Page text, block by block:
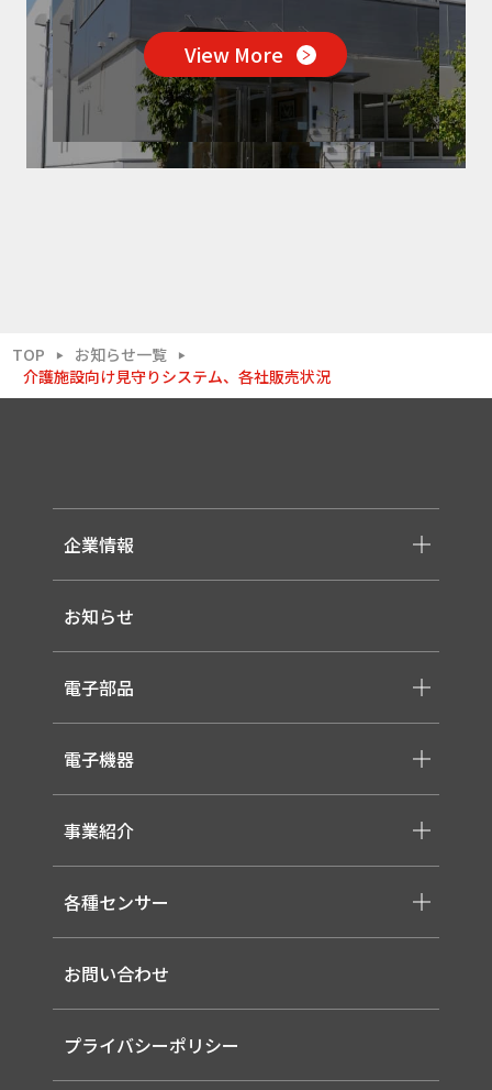
View More
TOP ▶ お知らせ一覧 ▶
介護施設向け見守りシステム、各社販売状況
企業情報
-メッセージ・理念
-会社概要
-採用情報
お知らせ
電子部品
-スイッチ ・ジャック ・コネクタ・LED
-ケーブル・ハーネス・FFC
-医療用 ACアダプター
-各種モジュール
-取り扱いメーカー一覧
電子機器
-低温用LED照明
-直管形LEDランプ
-高天井LED
-LED信号灯
-ソーラー式LED 照明灯
-ルーター（LTE / Wi-Fiルーター）
事業紹介
-サービス概要
-事業領域
-EMS
各種センサー
-バイタルセンサー
-AIセンサー
お問い合わせ
プライバシーポリシー